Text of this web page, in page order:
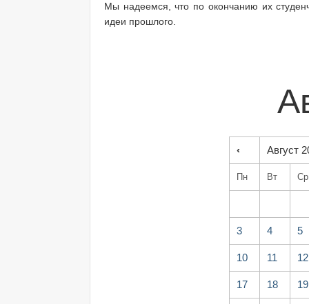
Мы надеемся, что по окончанию их
идеи прошлого.
‹ Август
Пн Вт Ср
3 4 5
10 11 12
17 18 19